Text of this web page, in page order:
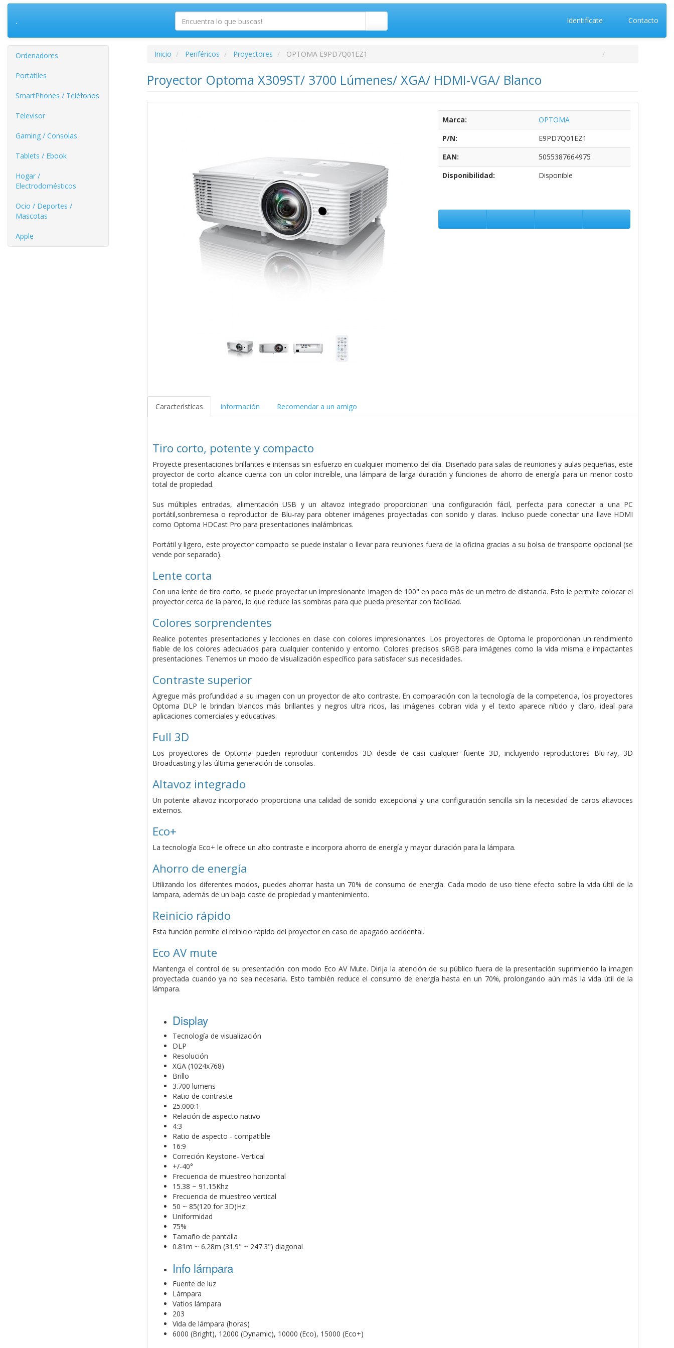
. Identifícate Contacto
Ordenadores
Portátiles
SmartPhones / Teléfonos
Televisor
Gaming / Consolas
Tablets / Ebook
Hogar /
Electrodomésticos
Ocio / Deportes /
Mascotas
Apple
Inicio Periféricos Proyectores OPTOMA E9PD7Q01EZ1
Proyector Optoma X309ST/ 3700 Lúmenes/ XGA/ HDMI-VGA/ Blanco
Marca:
OPTOMA
P/N:
E9PD7Q01EZ1
EAN:
5055387664975
Disponibilidad:
Disponible
Características Información Recomendar a un amigo
Tiro corto, potente y compacto
Proyecte presentaciones brillantes e intensas sin esfuerzo en cualquier momento del día. Diseñado para salas de reuniones y aulas pequeñas, este
proyector de corto alcance cuenta con un color increíble, una lámpara de larga duración y funciones de ahorro de energía para un menor costo
total de propiedad.
Sus múltiples entradas, alimentación USB y un altavoz integrado proporcionan una configuración fácil, perfecta para conectar a una PC
portátil,sonbremesa o reproductor de Blu-ray para obtener imágenes proyectadas con sonido y claras. Incluso puede conectar una llave HDMI
como Optoma HDCast Pro para presentaciones inalámbricas.
Portátil y ligero, este proyector compacto se puede instalar o llevar para reuniones fuera de la oficina gracias a su bolsa de transporte opcional (se
vende por separado).
Lente corta
Con una lente de tiro corto, se puede proyectar un impresionante imagen de 100" en poco más de un metro de distancia. Esto le permite colocar el
proyector cerca de la pared, lo que reduce las sombras para que pueda presentar con facilidad.
Colores sorprendentes
Realice potentes presentaciones y lecciones en clase con colores impresionantes. Los proyectores de Optoma le proporcionan un rendimiento
fiable de los colores adecuados para cualquier contenido y entorno. Colores precisos sRGB para imágenes como la vida misma e impactantes
presentaciones. Tenemos un modo de visualización específico para satisfacer sus necesidades.
Contraste superior
Agregue más profundidad a su imagen con un proyector de alto contraste. En comparación con la tecnología de la competencia, los proyectores
Optoma DLP le brindan blancos más brillantes y negros ultra ricos, las imágenes cobran vida y el texto aparece nítido y claro, ideal para
aplicaciones comerciales y educativas.
Full 3D
Los proyectores de Optoma pueden reproducir contenidos 3D desde de casi cualquier fuente 3D, incluyendo reproductores Blu-ray, 3D
Broadcasting y las última generación de consolas.
Altavoz integrado
Un potente altavoz incorporado proporciona una calidad de sonido excepcional y una configuración sencilla sin la necesidad de caros altavoces
externos.
Eco+
La tecnología Eco+ le ofrece un alto contraste e incorpora ahorro de energía y mayor duración para la lámpara.
Ahorro de energía
Utilizando los diferentes modos, puedes ahorrar hasta un 70% de consumo de energía. Cada modo de uso tiene efecto sobre la vida últil de la
lampara, además de un bajo coste de propiedad y mantenimiento.
Reinicio rápido
Esta función permite el reinicio rápido del proyector en caso de apagado accidental.
Eco AV mute
Mantenga el control de su presentación con modo Eco AV Mute. Dirija la atención de su público fuera de la presentación suprimiendo la imagen
proyectada cuando ya no sea necesaria. Esto también reduce el consumo de energía hasta en un 70%, prolongando aún más la vida útil de la
lámpara.
Display
Tecnología de visualización
DLP
Resolución
XGA (1024x768)
Brillo
3.700 lumens
Ratio de contraste
25.000:1
Relación de aspecto nativo
4:3
Ratio de aspecto - compatible
16:9
Correción Keystone- Vertical
+/-40°
Frecuencia de muestreo horizontal
15.38 ~ 91.15Khz
Frecuencia de muestreo vertical
50 ~ 85(120 for 3D)Hz
Uniformidad
75%
Tamaño de pantalla
0.81m ~ 6.28m (31.9" ~ 247.3") diagonal
Info lámpara
Fuente de luz
Lámpara
Vatios lámpara
203
Vida de lámpara (horas)
6000 (Bright), 12000 (Dynamic), 10000 (Eco), 15000 (Eco+)